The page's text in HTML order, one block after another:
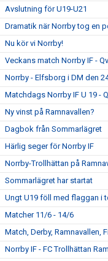
Avslutning för U19-U21
Dramatik när Norrby tog en
Nu kör vi Norrby!
Veckans match Norrby IF -
Norrby - Elfsborg i DM den
Matchdags Norrby IF U 19 -
Ny vinst på Ramnavallen?
Dagbok från Sommarlägret
Härlig seger för Norrby IF
Norrby-Trollhättan på
Sommarlägret har startat
Ungt U19 föll med flaggan i
Matcher 11/6 - 14/6
Match, Derby, Ramnavallen,
Norrby IF - FC Trollhättan